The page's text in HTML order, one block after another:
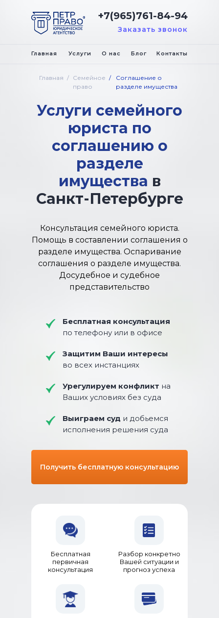
Главная /
Услуги семейного
юриста по
соглашению о
разделе
имущества в
Санкт-Петербурге
Бесплатная консультация
по телефону или в офисе
Защитим Ваши интересы
во всех инстанциях
Урегулируем конфликт на
Ваших условиях без суда
Выиграем суд и добьемся
исполнения решения суда
Бесплатная
первичная
консультация
Разбор конкретно
Вашей ситуации и
прогноз успеха
Получить бесплатную консультацию
Консультация семейного юриста.
Помощь в составлении соглашения о
разделе имущества. Оспаривание
соглашения о разделе имущества.
Досудебное и судебное
представительство
Семейное
право
/
Соглашение о
разделе имущества
Блог
Заказать звонок
+7(965)761-84-94
Контакты
О нас
Услуги
Главная